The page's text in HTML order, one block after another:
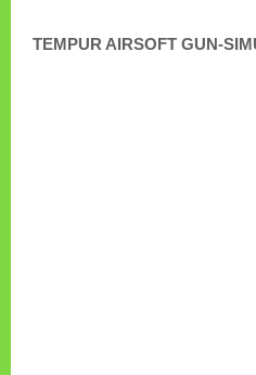
TEMPUR AIRSOFT GUN-